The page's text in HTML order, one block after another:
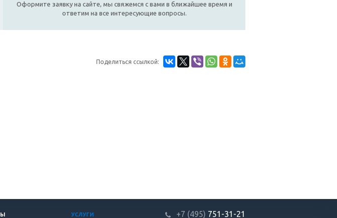
Оформите заявку на сайте, мы свяжемся с вами в ближайшее время и
ответим на все интересующие вопросы.
Поделиться ссылкой:
УСЛУГИ +7 (495) 751-31 -21